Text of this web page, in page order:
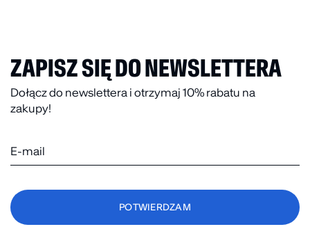
ZAPISZ SIĘ DO NEWSLETTERA
Dołącz do newslettera i otrzymaj 10% rabatu na
zakupy!